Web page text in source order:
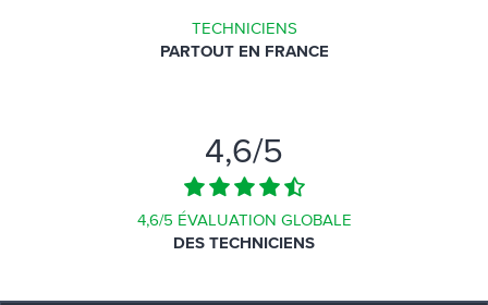
TECHNICIENS
PARTOUT EN FRANCE
4,6/5
4,6/5 ÉVALUATION GLOBALE
DES TECHNICIENS